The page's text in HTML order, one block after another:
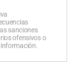
sanciones
ofensivos o